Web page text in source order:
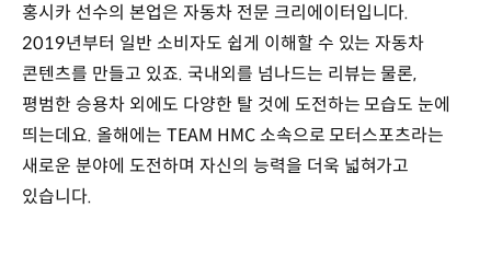
홍시카 선수의 본업은 자동차 전문 크리에이터입니다.
2019년부터 일반 소비자도 쉽게 이해할 수 있는 자동차
콘텐츠를 만들고 있죠. 국내외를 넘나드는 리뷰는 물론,
평범한 승용차 외에도 다양한 탈 것에 도전하는 모습도 눈에
띄는데요. 올해에는 TEAM HMC 소속으로 모터스포츠라는
새로운 분야에 도전하며 자신의 능력을 더욱 넓혀가고
있습니다.